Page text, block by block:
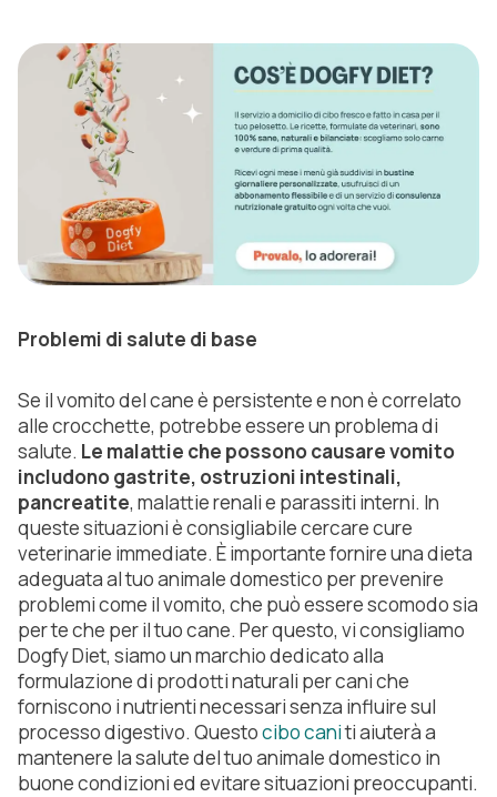
Problemi di salute di base
Se il vomito del cane è persistente e non è correlato
alle crocchette, potrebbe essere un problema di
salute. Le malattie che possono causare vomito
includono gastrite, ostruzioni intestinali,
pancreatite, malattie renali e parassiti interni. In
queste situazioni è consigliabile cercare cure
veterinarie immediate. È importante fornire una dieta
adeguata al tuo animale domestico per prevenire
problemi come il vomito, che può essere scomodo sia
per te che per il tuo cane. Per questo, vi consigliamo
Dogfy Diet, siamo un marchio dedicato alla
formulazione di prodotti naturali per cani che
forniscono i nutrienti necessari senza influire sul
processo digestivo. Questocibo caniti aiuterà a
mantenere la salute del tuo animale domestico in
buone condizioni ed evitare situazioni preoccupanti.